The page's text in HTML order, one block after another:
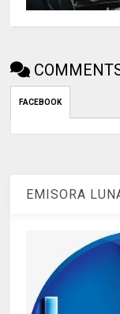
FACEBOOK
EMISORA